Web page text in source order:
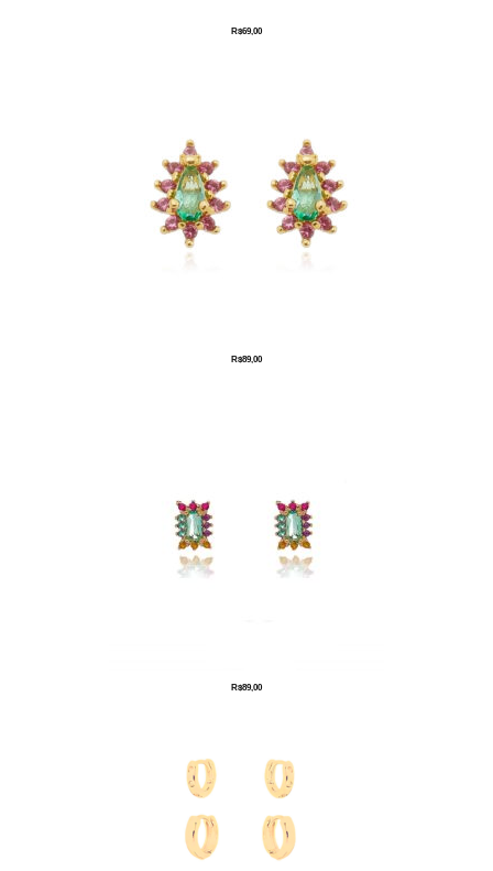
R$69,00
R$89,00
R$89,00